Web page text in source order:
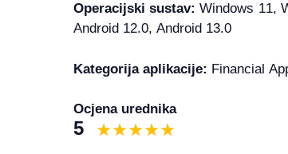
Operacijski sustav: Windows 11,
Android 12.0, Android 13.0
Kategorija aplikacije: Financial
Ocjena urednika
5